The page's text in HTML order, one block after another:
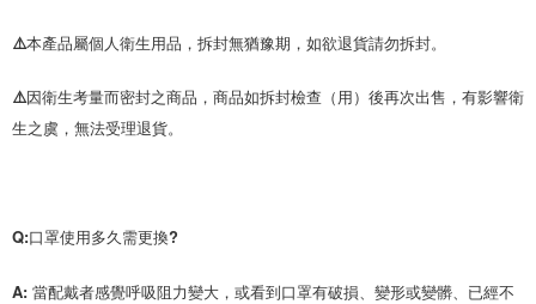
⚠️本產品屬個人衛生用品，拆封無猶豫期，如欲退貨請勿拆封。
⚠️因衛生考量而密封之商品，商品如拆封檢查（用）後再次出售，有影響衛
生之虞，無法受理退貨。
Q:口罩使用多久需更換?
A: 當配戴者感覺呼吸阻力變大，或看到口罩有破損、變形或變髒、已經不